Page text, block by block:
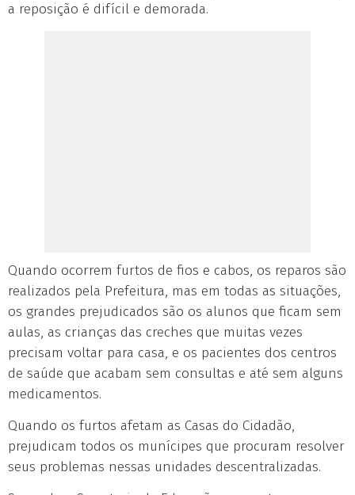
a reposição é difícil e demorada.
Quando ocorrem furtos de fios e cabos, os reparos são
realizados pela Prefeitura, mas em todas as situações,
os grandes prejudicados são os alunos que ficam sem
aulas, as crianças das creches que muitas vezes
precisam voltar para casa, e os pacientes dos centros
de saúde que acabam sem consultas e até sem alguns
medicamentos.
Quando os furtos afetam as Casas do Cidadão,
prejudicam todos os munícipes que procuram resolver
seus problemas nessas unidades descentralizadas.